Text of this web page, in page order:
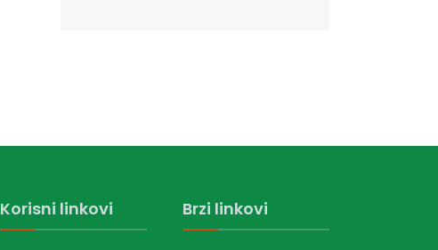
Korisni linkovi Brzi linkovi